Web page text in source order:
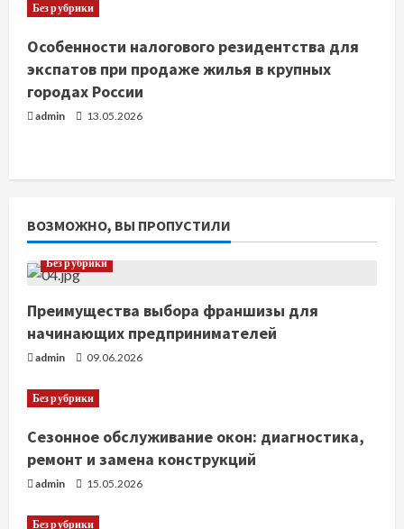
Без рубрики
Особенности налогового резидентства для
экспатов при продаже жилья в крупных
городах России
admin 13.05.2026
ВОЗМОЖНО, ВЫ ПРОПУСТИЛИ
Без рубрики
Преимущества выбора франшизы для
начинающих предпринимателей
admin 09.06.2026
Без рубрики
Сезонное обслуживание окон: диагностика,
ремонт и замена конструкций
admin 15.05.2026
Без рубрики